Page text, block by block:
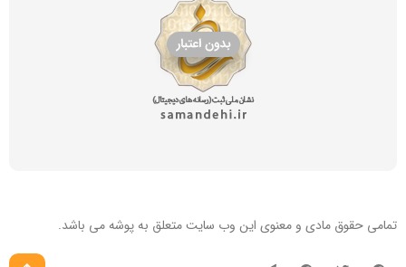
تمامی حقوق مادی و معنوی این وب سایتمتعلق به پوشه می باشد.